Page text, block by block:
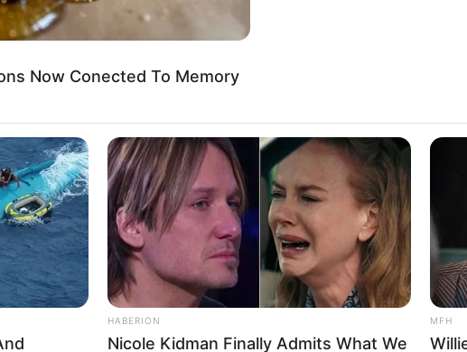
Now Conected To Memory
HABERION
Nicole Kidman Finally Admits What We
MFH